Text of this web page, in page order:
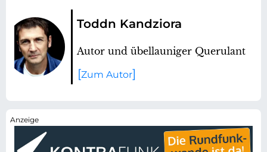
Toddn Kandziora
Autor und übellauniger Querulant
Zum Autor